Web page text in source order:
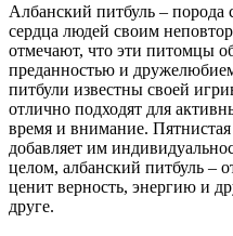
Албанский питбуль – порода
сердца людей своим
отмечают, что эти питомцы
преданностью и
питбули известны своей
отлично подходят для
время и внимание.
добавляет им
целом, албанский питбуль –
ценит верность, энергию и
друге.